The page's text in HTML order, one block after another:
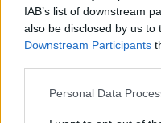
IAB’s list of downstream
also be disclosed by us to
Downstream Participants
Personal Data